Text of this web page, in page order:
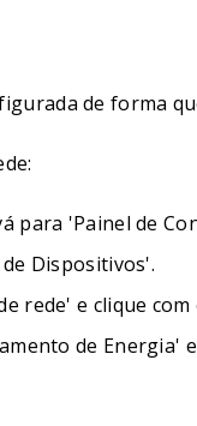
de forma
para 'Painel de
Dispositivos'.
rede' e clique
de